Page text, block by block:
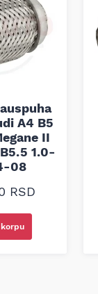
A4 B5
II
1.0-
08
RSD